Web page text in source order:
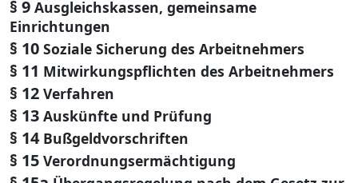
§ 9 Ausgleichskassen, gemeinsame
Einrichtungen
§ 10 Soziale Sicherung des Arbeitnehmers
§ 11 Mitwirkungspflichten des Arbeitnehmers
§ 12 Verfahren
§ 13 Auskünfte und Prüfung
§ 14 Bußgeldvorschriften
§ 15 Verordnungsermächtigung